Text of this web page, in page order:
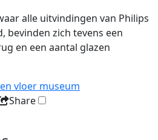
alle uitvindingen van Philips
bevinden zich tevens een
en een aantal glazen
vloer museum
Share